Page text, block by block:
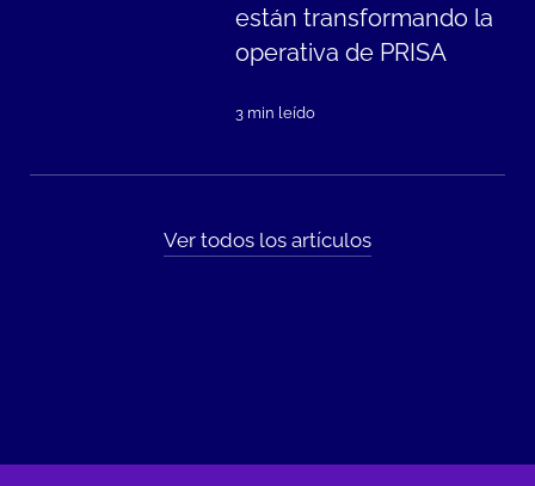
están transformando la
operativa de PRISA
3 min leído
Ver todos los artículos